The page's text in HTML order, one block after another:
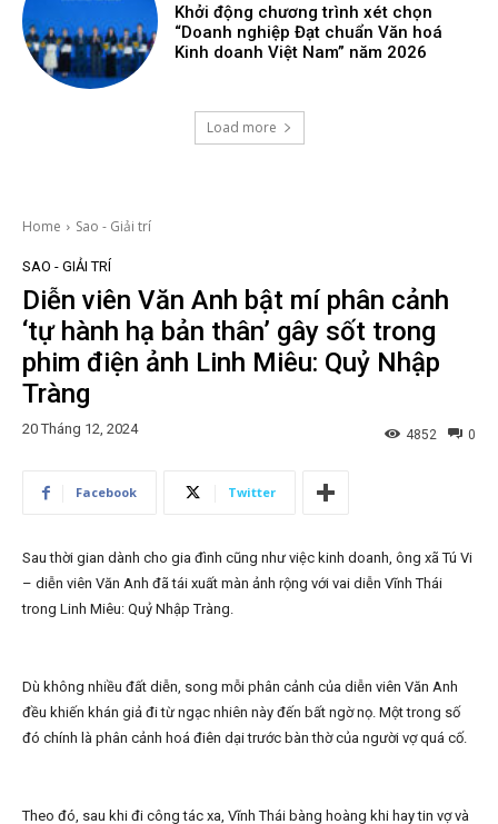
Khởi động chương trình xét chọn
“Doanh nghiệp Đạt chuẩn Văn hoá
Kinh doanh Việt Nam” năm 2026
Load more